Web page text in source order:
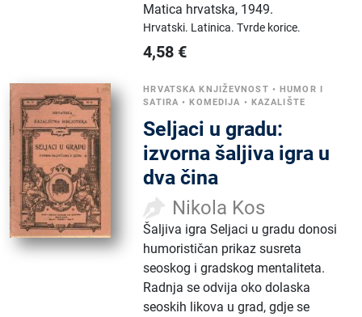
Matica hrvatska, 1949.
Hrvatski. Latinica.Tvrde korice.
4,58 €
HRVATSKA KNJIŽEVNOST •HUMOR I
SATIRA •KOMEDIJA • KAZALIŠTE
Seljaci u gradu:
izvorna šaljiva igra u
dva čina
Nikola Kos
Šaljiva igra Seljaci u gradu donosi
humorističan prikaz susreta
seoskog i gradskog mentaliteta.
Radnja se odvija oko dolaska
seoskih likova u grad, gdje se